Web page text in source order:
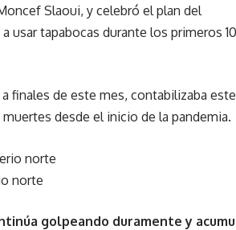
Slaoui, y celebró el plan del
usar tapabocas durante los primeros
finales de este mes, contabilizaba este
desde el inicio de la pandemia.
norte
golpeando duramente y